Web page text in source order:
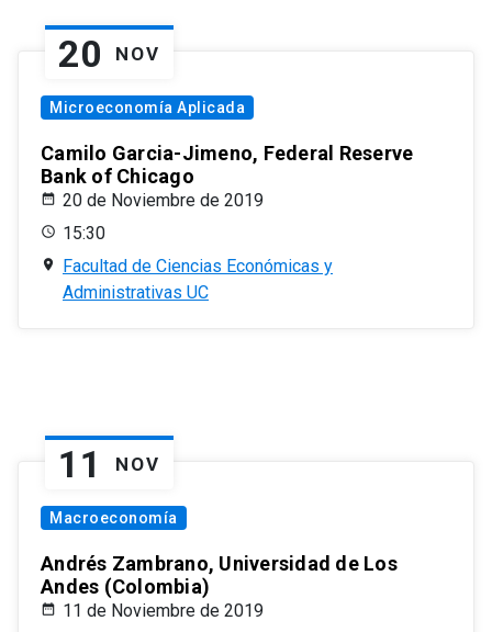
20 NOV
Microeconomía Aplicada
Camilo Garcia-Jimeno, Federal Reserve
Bank of Chicago
20 de Noviembre de 2019
15:30
Facultad de Ciencias Económicas y
Administrativas UC
11 NOV
Macroeconomía
Andrés Zambrano, Universidad de Los
Andes (Colombia)
11 de Noviembre de 2019